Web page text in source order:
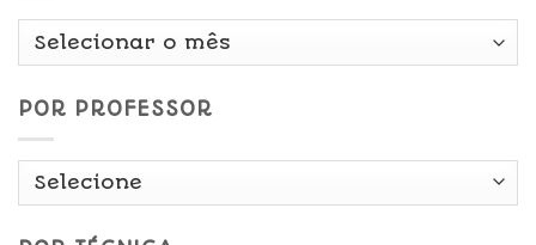
Por
POR PROFESSOR